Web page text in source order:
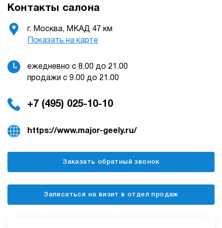
Контакты салона
г. Москва, МКАД 47 км
Показать на карте
ежедневно с 8.00 до 21.00
продажи с 9.00 до 21.00
+7 (495) 025-10-10
https://www.major-geely.ru/
Заказать обратный звонок
Записаться на визит в отдел продаж